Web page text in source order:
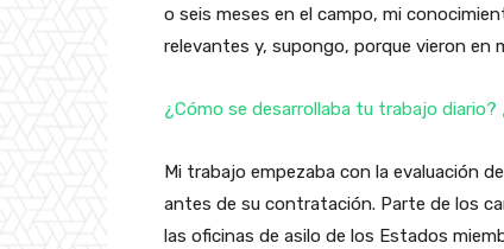
o seis meses en el campo, mi
relevantes y, supongo, porque vieron en
¿Cómo se desarrollaba tu trabajo
Mi trabajo empezaba con la evaluación
antes de su contratación. Parte de los
las oficinas de asilo de los Estados